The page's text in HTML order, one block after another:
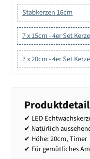
Stabkerzen 16cm
7 x 15cm - 4er Set
7 x 20cm - 4er Set
✔ LED
✔ Natürlich
✔ Höhe: 20cm, Timer
✔ Für gemütliches